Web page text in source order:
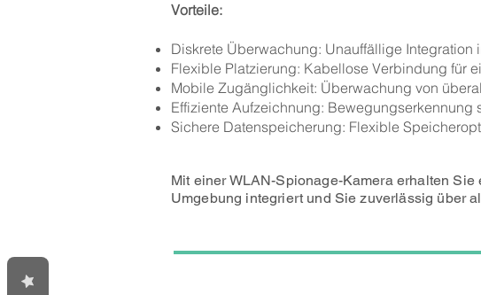
Vorteile:
Diskrete Überwachung: Unauffällige Integration
Flexible Platzierung: Kabellose Verbindung für
Mobile Zugänglichkeit: Überwachung von
Effiziente Aufzeichnung: Bewegungserkennung
Sichere Datenspeicherung: Flexible
Mit einer WLAN-Spionage-Kamera erhalten
Umgebung integriert und Sie zuverlässig über